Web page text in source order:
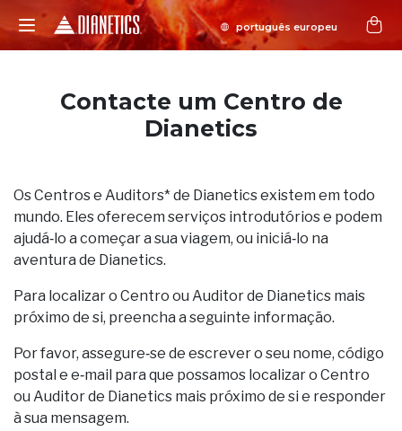
Contacte um Centro de
Dianetics
Os Centros e Auditors* de Dianetics existem em todo
mundo. Eles oferecem serviços introdutórios e podem
ajudá‑lo a começar a sua viagem, ou iniciá‑lo na
aventura de Dianetics.
Para localizar o Centro ou Auditor de Dianetics mais
próximo de si, preencha a seguinte informação.
Por favor, assegure‑se de escrever o seu nome, código
postal e e‑mail para que possamos localizar o Centro
ou Auditor de Dianetics mais próximo de si e responder
à sua mensagem.